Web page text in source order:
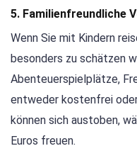
5. Familienfreundliche
Wenn Sie mit Kindern
besonders zu schätzen
Abenteuerspielplätze,
entweder kostenfrei
können sich austoben,
Euros freuen.